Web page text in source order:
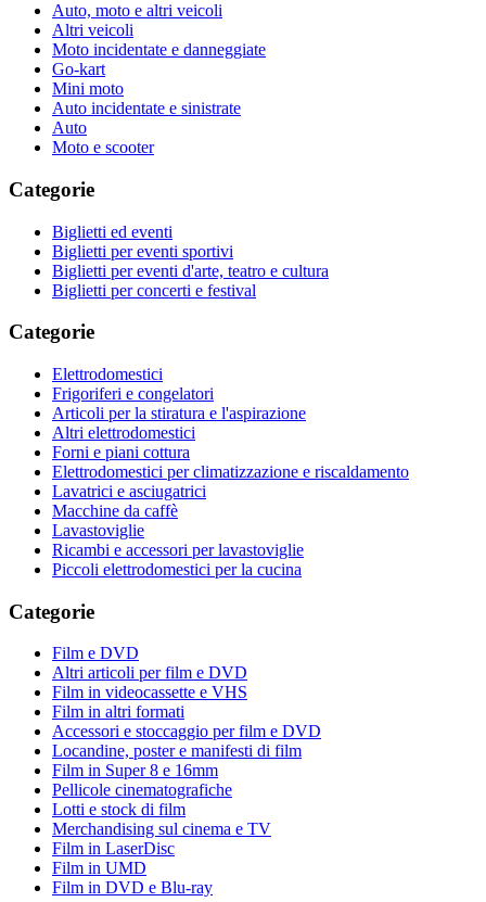
Auto, moto e altri veicoli
Altri veicoli
Moto incidentate e danneggiate
Go-kart
Mini moto
Auto incidentate e sinistrate
Auto
Moto e scooter
Categorie
Biglietti ed eventi
Biglietti per eventi sportivi
Biglietti per eventi d'arte, teatro e cultura
Biglietti per concerti e festival
Categorie
Elettrodomestici
Frigoriferi e congelatori
Articoli per la stiratura e l'aspirazione
Altri elettrodomestici
Forni e piani cottura
Elettrodomestici per climatizzazione e riscaldamento
Lavatrici e asciugatrici
Macchine da caffè
Lavastoviglie
Ricambi e accessori per lavastoviglie
Piccoli elettrodomestici per la cucina
Categorie
Film e DVD
Altri articoli per film e DVD
Film in videocassette e VHS
Film in altri formati
Accessori e stoccaggio per film e DVD
Locandine, poster e manifesti di film
Film in Super 8 e 16mm
Pellicole cinematografiche
Lotti e stock di film
Merchandising sul cinema e TV
Film in LaserDisc
Film in UMD
Film in DVD e Blu-ray